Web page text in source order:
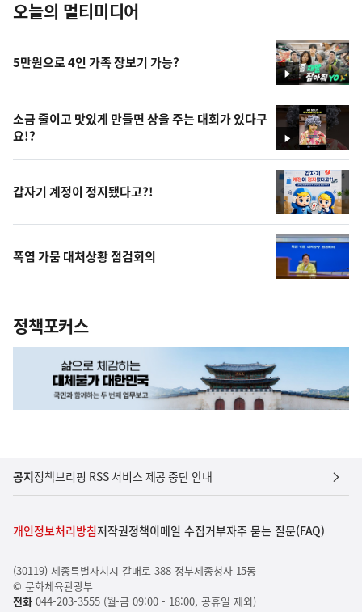
오늘의 멀티미디어
영
상
5만원으로 4인 가족 장보기 가능?
영
상
소금 줄이고 맛있게 만들면 상을 주는 대회가 있다구
요!?
갑자기 계정이 정지됐다고?!
폭염 가뭄 대처상황 점검회의
정책포커스
공지정책브리핑 RSS 서비스 제공 중단 안내
개인정보처리방침저작권정책이메일 수집거부자주 묻는 질문(FAQ)
(30119) 세종특별자치시 갈매로 388 정부세종청사 15동
© 문화체육관광부
전화044-203-3555 (월-금 09:00 - 18:00, 공휴일 제외)